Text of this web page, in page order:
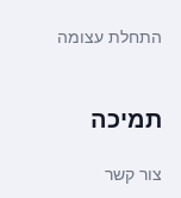
התחלת עצומה
תמיכה
צור קשר